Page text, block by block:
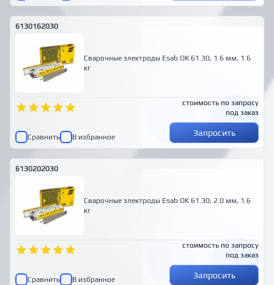
6130162030
Сварочные электроды Esab OK 61.30, 1.6 мм, 1.6
кг
стоимость по запросу
под заказ
Сравнить В избранное Запросить
6130202030
Сварочные электроды Esab OK 61.30, 2.0 мм, 1.6
кг
стоимость по запросу
под заказ
Сравнить В избранное Запросить